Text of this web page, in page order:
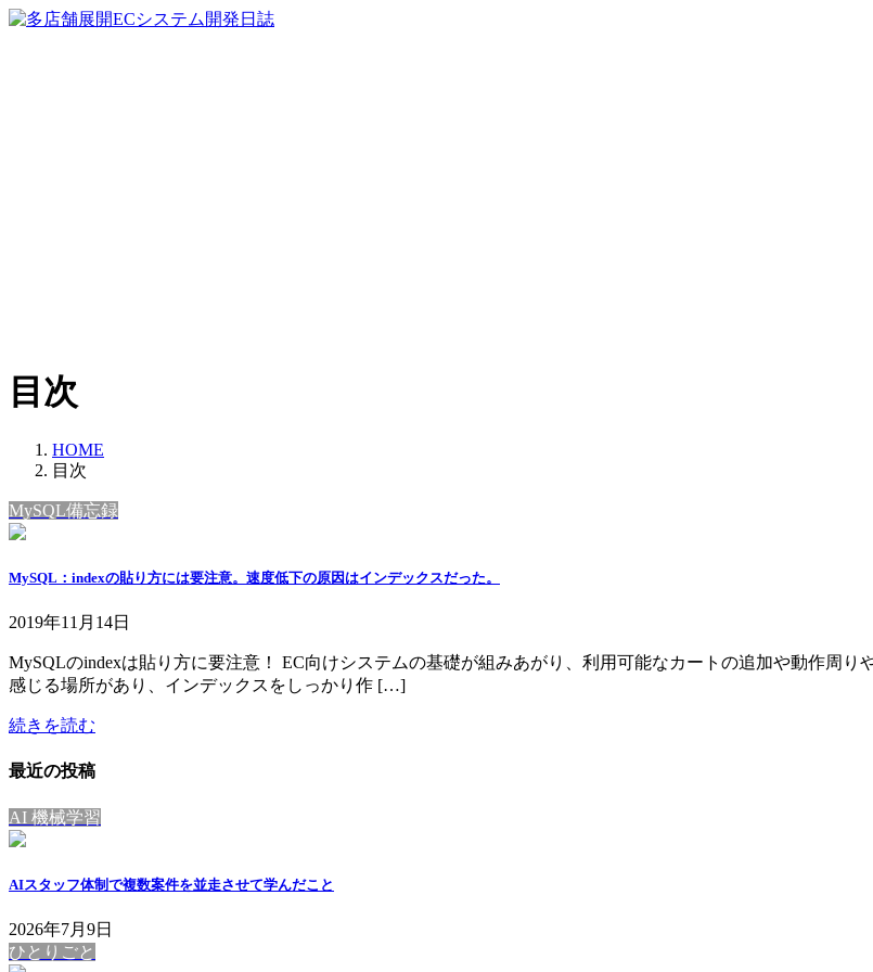
コ
ナ
目次
HOME
目次
MySQL備忘録
MySQL：indexの貼り方には要注意。速度低下の原因はインデックスだった。
2019年11月14日
MySQLのindexは貼り方に要注意！ EC向けシステムの基礎が組みあがり、利用可能なカートの追加や動作周
感じる場所があり、インデックスをしっかり作 […]
続きを読む
最近の投稿
AI 機械学習
AIスタッフ体制で複数案件を並走させて学んだこと
2026年7月9日
ひとりごと